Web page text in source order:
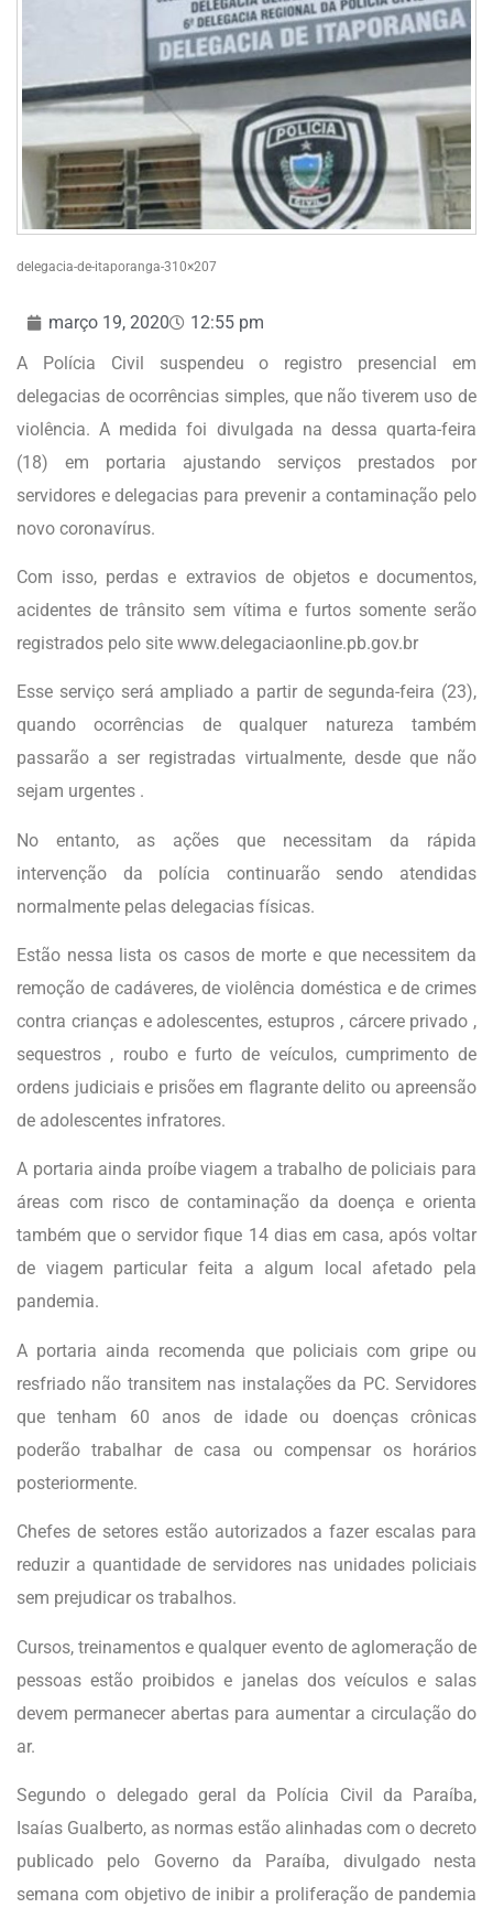
delegacia-de-itaporanga-310×207
março 19, 2020
12:55 pm
A Polícia Civil suspendeu o registro presencial em
delegacias de ocorrências simples, que não tiverem uso de
violência. A medida foi divulgada na dessa quarta-feira
(18) em portaria ajustando serviços prestados por
servidores e delegacias para prevenir a contaminação pelo
novo coronavírus.
Com isso, perdas e extravios de objetos e documentos,
acidentes de trânsito sem vítima e furtos somente serão
registrados pelo site www.delegaciaonline.pb.gov.br
Esse serviço será ampliado a partir de segunda-feira (23),
quando ocorrências de qualquer natureza também
passarão a ser registradas virtualmente, desde que não
sejam urgentes .
No entanto, as ações que necessitam da rápida
intervenção da polícia continuarão sendo atendidas
normalmente pelas delegacias físicas.
Estão nessa lista os casos de morte e que necessitem da
remoção de cadáveres, de violência doméstica e de crimes
contra crianças e adolescentes, estupros , cárcere privado ,
sequestros , roubo e furto de veículos, cumprimento de
ordens judiciais e prisões em flagrante delito ou apreensão
de adolescentes infratores.
A portaria ainda proíbe viagem a trabalho de policiais para
áreas com risco de contaminação da doença e orienta
também que o servidor fique 14 dias em casa, após voltar
de viagem particular feita a algum local afetado pela
pandemia.
A portaria ainda recomenda que policiais com gripe ou
resfriado não transitem nas instalações da PC. Servidores
que tenham 60 anos de idade ou doenças crônicas
poderão trabalhar de casa ou compensar os horários
posteriormente.
Chefes de setores estão autorizados a fazer escalas para
reduzir a quantidade de servidores nas unidades policiais
sem prejudicar os trabalhos.
Cursos, treinamentos e qualquer evento de aglomeração de
pessoas estão proibidos e janelas dos veículos e salas
devem permanecer abertas para aumentar a circulação do
ar.
Segundo o delegado geral da Polícia Civil da Paraíba,
Isaías Gualberto, as normas estão alinhadas com o decreto
publicado pelo Governo da Paraíba, divulgado nesta
semana com objetivo de inibir a proliferação de pandemia